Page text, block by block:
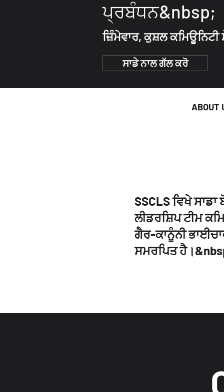
ਪ੍ਰਬੰਧਨ&nbsp;
ਜ਼ਿੰਮੇਵਾਰ, ਕੁਸ਼ਲ
ਸਾਡੇ ਨਾਲ ਗੱਲ ਕਰੋ
ABOUT
SSCLS ਵਿਖੇ
ਲੀਡਰਸ਼ਿਪ ਟੀਮ
ਗੈਰ-ਕਾਨੂੰਨੀ
ਸਮਰਪਿਤ